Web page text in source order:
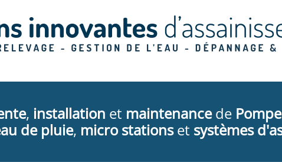
, installation et maintenancede
de pluie, micro stationset systèmes